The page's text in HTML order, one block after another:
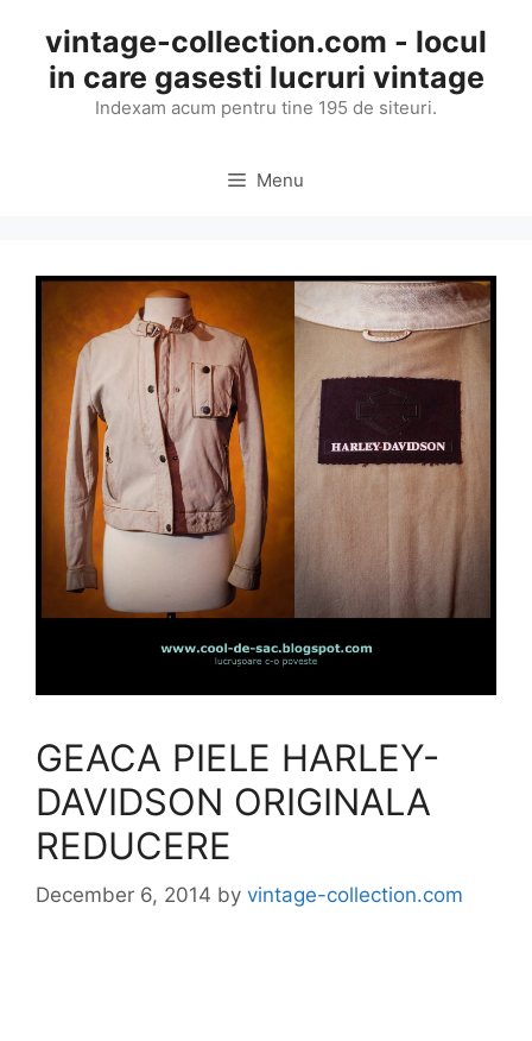
content
vintage-collection.com - locul
in care gasesti lucruri vintage
Indexam acum pentru tine 195 de siteuri.
Menu
GEACA PIELE HARLEY-
DAVIDSON ORIGINALA
REDUCERE
December 6, 2014 by vintage-collection.com